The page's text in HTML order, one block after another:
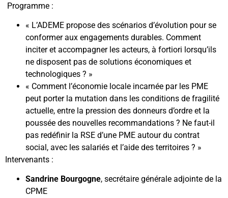
Programme :
« L’ADEME propose des scénarios d’évolution pour se
conformer aux engagements durables. Comment
inciter et accompagner les acteurs, à fortiori lorsqu’ils
ne disposent pas de solutions économiques et
technologiques ? »
« Comment l’économie locale incarnée par les PME
peut porter la mutation dans les conditions de fragilité
actuelle, entre la pression des donneurs d’ordre et la
poussée des nouvelles recommandations ? Ne faut-il
pas redéfinir la RSE d’une PME autour du contrat
social, avec les salariés et l’aide des territoires ? »
Intervenants :
Sandrine Bourgogne, secrétaire générale adjointe de la
CPME